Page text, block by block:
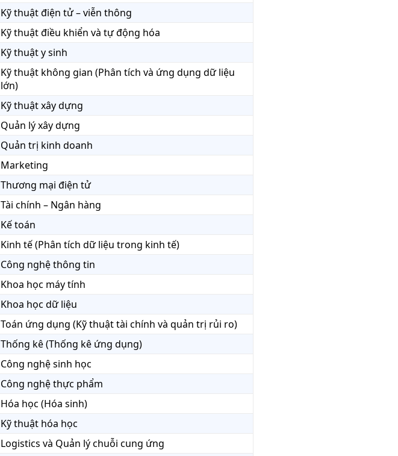
Kỹ thuật điện tử – viễn thông
Kỹ thuật điều khiển và tự động hóa
Kỹ thuật y sinh
Kỹ thuật không gian (Phân tích và ứng dụng dữ liệu
lớn)
Kỹ thuật xây dựng
Quản lý xây dựng
Quản trị kinh doanh
Marketing
Thương mại điện tử
Tài chính – Ngân hàng
Kế toán
Kinh tế (Phân tích dữ liệu trong kinh tế)
Công nghệ thông tin
Khoa học máy tính
Khoa học dữ liệu
Toán ứng dụng (Kỹ thuật tài chính và quản trị rủi ro)
Thống kê (Thống kê ứng dụng)
Công nghệ sinh học
Công nghệ thực phẩm
Hóa học (Hóa sinh)
Kỹ thuật hóa học
Logistics và Quản lý chuỗi cung ứng